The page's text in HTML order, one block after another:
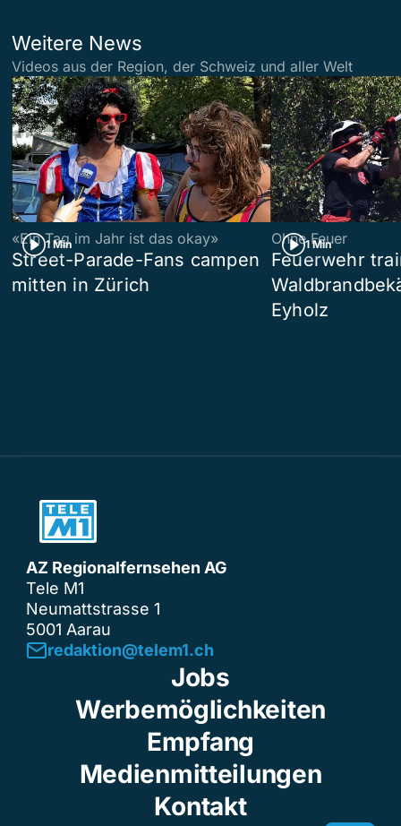
Weitere News
Videos aus der Region, der Schweiz und aller Welt
1 Min
«Ein Tag im Jahr ist das okay»
Street-Parade-Fans campen
mitten in Zürich
1 Min
Ohne Feuer
Feuerwehr
Eyholz
AZ Regionalfernsehen AG
Tele M1
Neumattstrasse 1
5001 Aarau
redaktion@telem1.ch
Jobs
Werbemöglichkeiten
Empfang
Medienmitteilungen
Kontakt